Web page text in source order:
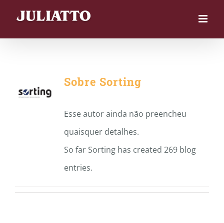
Sobre Sorting
Esse autor ainda não preencheu
quaisquer detalhes.
So far Sorting has created 269 blog
entries.